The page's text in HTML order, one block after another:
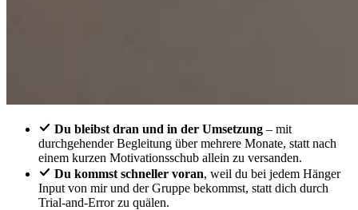
Du bleibst dran und in der Umsetzung – mit
durchgehender Begleitung über mehrere Monate, statt nach
einem kurzen Motivationsschub allein zu versanden.
Du kommst schneller voran, weil du bei jedem Hänger
Input von mir und der Gruppe bekommst, statt dich durch
Trial-and-Error zu quälen.